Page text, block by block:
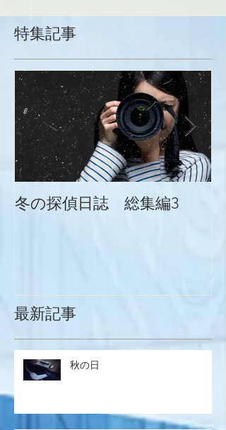
特集記事
冬の探偵日誌 総集編3
最新記事
秋の日